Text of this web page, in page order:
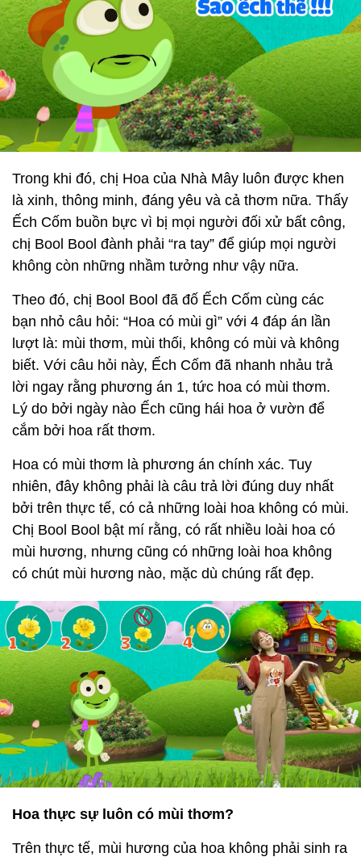
Trong khi đó, chị Hoa của Nhà Mây luôn được khen
là xinh, thông minh, đáng yêu và cả thơm nữa. Thấy
Ếch Cốm buồn bực vì bị mọi người đối xử bất công,
chị Bool Bool đành phải “ra tay” để giúp mọi người
không còn những nhầm tưởng như vậy nữa.
Theo đó, chị Bool Bool đã đố Ếch Cốm cùng các
bạn nhỏ câu hỏi: “Hoa có mùi gì” với 4 đáp án lần
lượt là: mùi thơm, mùi thối, không có mùi và không
biết. Với câu hỏi này, Ếch Cốm đã nhanh nhảu trả
lời ngay rằng phương án 1, tức hoa có mùi thơm.
Lý do bởi ngày nào Ếch cũng hái hoa ở vườn để
cắm bởi hoa rất thơm.
Hoa có mùi thơm là phương án chính xác. Tuy
nhiên, đây không phải là câu trả lời đúng duy nhất
bởi trên thực tế, có cả những loài hoa không có mùi.
Chị Bool Bool bật mí rằng, có rất nhiều loài hoa có
mùi hương, nhưng cũng có những loài hoa không
có chút mùi hương nào, mặc dù chúng rất đẹp.
Hoa thực sự luôn có mùi thơm?
Trên thực tế, mùi hương của hoa không phải sinh ra